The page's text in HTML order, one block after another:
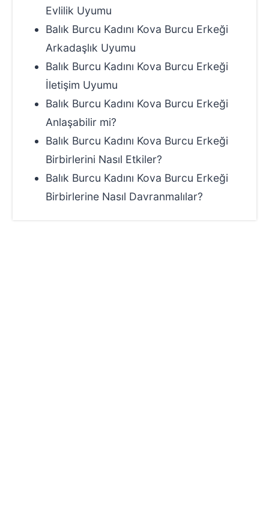
Evlilik Uyumu
Balık Burcu Kadını Kova Burcu Erkeği
Arkadaşlık Uyumu
Balık Burcu Kadını Kova Burcu Erkeği
İletişim Uyumu
Balık Burcu Kadını Kova Burcu Erkeği
Anlaşabilir mi?
Balık Burcu Kadını Kova Burcu Erkeği
Birbirlerini Nasıl Etkiler?
Balık Burcu Kadını Kova Burcu Erkeği
Birbirlerine Nasıl Davranmalılar?